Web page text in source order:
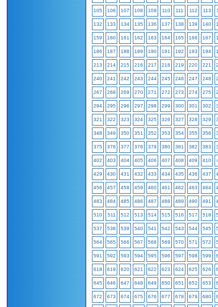
105 106 107 108 109 110 111 112 113
132 133 134 135 136 137 138 139 140
159 160 161 162 163 164 165 166 167
186 187 188 189 190 191 192 193 194
213 214 215 216 217 218 219 220 221
240 241 242 243 244 245 246 247 248
267 268 269 270 271 272 273 274 275
294 295 296 297 298 299 300 301 302
321 322 323 324 325 326 327 328 329
348 349 350 351 352 353 354 355 356
375 376 377 378 379 380 381 382 383
402 403 404 405 406 407 408 409 410
429 430 431 432 433 434 435 436 437
456 457 458 459 460 461 462 463 464
483 484 485 486 487 488 489 490 491
510 511 512 513 514 515 516 517 518
537 538 539 540 541 542 543 544 545
564 565 566 567 568 569 570 571 572
591 592 593 594 595 596 597 598 599
618 619 620 621 622 623 624 625 626
645 646 647 648 649 650 651 652 653
672 673 674 675 676 677 678 679 680